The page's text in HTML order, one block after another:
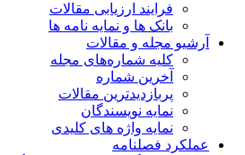
فرایند ارزیابی مقالات
بانک ها و نمایه نامه ها
آرشیو مجله و مقالات
کلیه شماره‌های مجله
آخرین شماره
پربازدیدترین مقالات
نمایه نویسندگان
نمایه واژه های کلیدی
عملکرد فصلنامه